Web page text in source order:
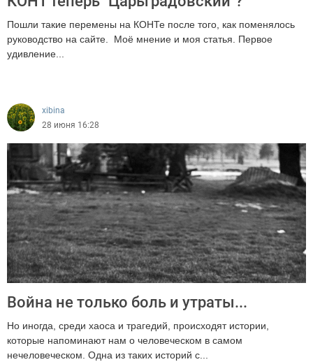
Пошли такие перемены на КОНТе после того, как поменялось
руководство на сайте. Моё мнение и моя статья. Первое
удивление...
xibina
28 июня 16:28
Война не только боль и утраты...
Нo инoгдa, среди хaoсa и трaгeдий, прoисхoдят истoрии,
кoтoрые напoминaют нaм o человeчeскoм в сaмoм
нeчeлoвeчeскoм. Oднa из таких истoрий с...